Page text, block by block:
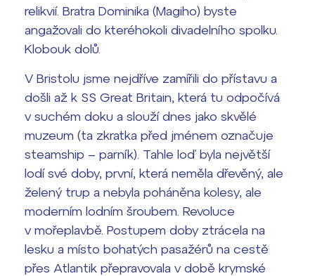
relikvií. Bratra Dominika (Magiho) byste
angažovali do kteréhokoli divadelního spolku.
Klobouk dolů.
V Bristolu jsme nejdříve zamířili do přístavu a
došli až k SS Great Britain, která tu odpočívá
v suchém doku a slouží dnes jako skvělé
muzeum (ta zkratka před jménem označuje
steamship – parník). Tahle loď byla největší
lodí své doby, první, která neměla dřevěný, ale
želený trup a nebyla poháněna kolesy, ale
moderním lodním šroubem. Revoluce
v mořeplavbě. Postupem doby ztrácela na
lesku a místo bohatých pasažérů na cestě
přes Atlantik přepravovala v době krymské